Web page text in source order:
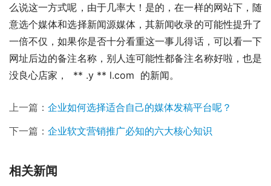
么说这一方式呢，由于几率大！是的，在一样的网站下，随
意选个媒体和选择新闻源媒体，其新闻收录的可能性提升了
一倍不仅，如果你是否十分看重这一事儿得话，可以看一下
网址后边的备注名称，别人连可能性都备注名称好啦，也是
没良心店家，  ** .y ** l.com  的新闻。
上一篇： 企业如何选择适合自己的媒体发稿平台呢？
下一篇： 企业软文营销推广必知的六大核心知识
相关新闻